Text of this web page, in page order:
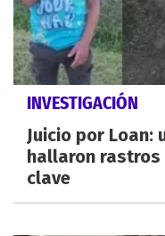
INVESTIGACIÓN
Juicio por Loan:
hallaron rastros
clave